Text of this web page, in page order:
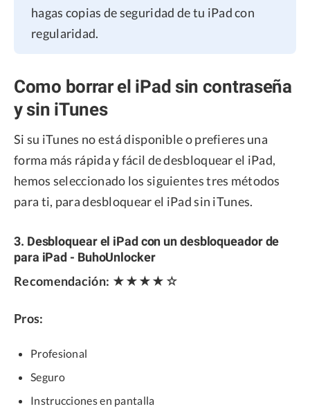
hagas copias de seguridad de tu iPad con
regularidad.
Como borrar el iPad sin contraseña
y sin iTunes
Si su iTunes no está disponible o prefieres una
forma más rápida y fácil de desbloquear el iPad,
hemos seleccionado los siguientes tres métodos
para ti, para desbloquear el iPad sin iTunes.
3. Desbloquear el iPad con un desbloqueador de
para iPad - BuhoUnlocker
Recomendación: ★★★★☆
Pros:
Profesional
Seguro
Instrucciones en pantalla